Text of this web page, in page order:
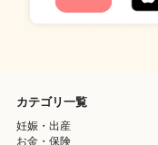
カテゴリ一覧
妊娠・出産
お金・保険